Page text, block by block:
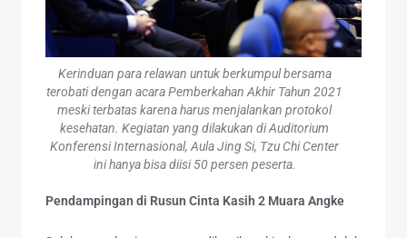
Kerinduan para relawan untuk berkumpul bersama
terobati dengan acara Pemberkahan Akhir Tahun 2021
meski terbatas karena harus menjalankan protokol
kesehatan. Kegiatan yang dilakukan di Auditorium
Konferensi Internasional, Aula Jing Si, Tzu Chi Center
ini hanya bisa diisi 50 persen peserta.
Pendampingan di Rusun Cinta Kasih 2 Muara Angke